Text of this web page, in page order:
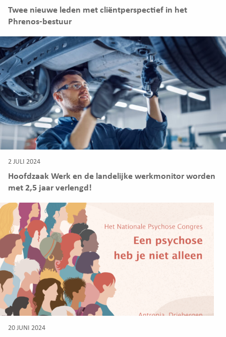
Twee nieuwe leden met cliëntperspectief in het
Phrenos-bestuur
2 JULI 2024
Hoofdzaak Werk en de landelijke werkmonitor worden
met 2,5 jaar verlengd!
20 JUNI 2024